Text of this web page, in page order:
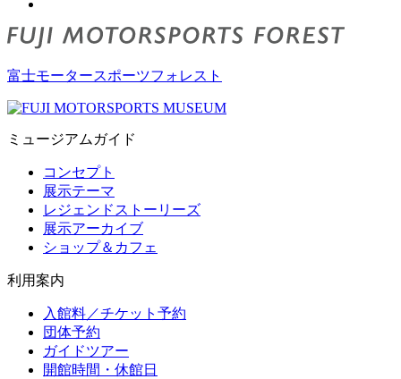
富士モータースポーツフォレスト
ミュージアムガイド
コンセプト
展示テーマ
レジェンドストーリーズ
展示アーカイブ
ショップ＆カフェ
利用案内
入館料／チケット予約
団体予約
ガイドツアー
開館時間・休館日